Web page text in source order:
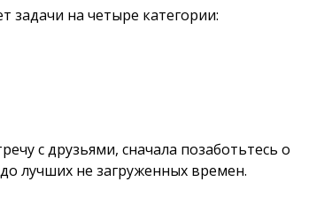
задачи на четыре категории:
с друзьями, сначала позаботьтесь о
лучших не загруженных времен.